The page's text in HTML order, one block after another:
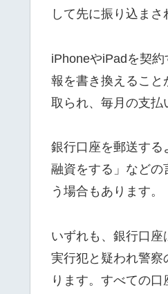
して先に振り込ま
iPhoneやiPadを契
報を書き換えること
取られ、毎月の支払
銀行口座を郵送す
融資をする」など
う場合もあります
いずれも、銀行口
実行犯と疑われ警察
ります。すべての